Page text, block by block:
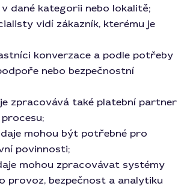
dané kategorii nebo lokalitě;
vidí zákazník, kterému je
konverzace a podle potřeby
nebo bezpečnostní
zpracovává také platební partner
mohou být potřebné pro
povinnosti;
mohou zpracovávat systémy
provoz, bezpečnost a analytiku